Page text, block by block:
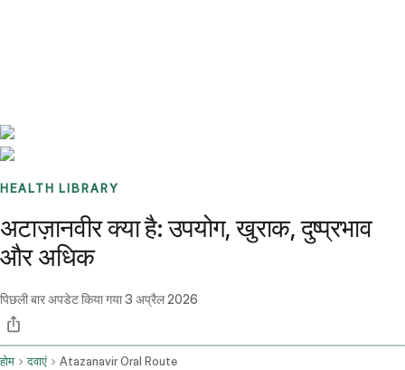
HEALTH LIBRARY
अटाज़ानवीर क्या है: उपयोग, खुराक, दुष्प्रभाव
और अधिक
पिछली बार अपडेट किया गया3 अप्रैल 2026
होम दवाएं Atazanavir Oral Route